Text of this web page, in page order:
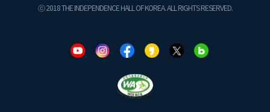
ⓒ 2018 THE INDEPENDENCE HALL OF KOREA. ALL RIGHTS RESERVED.